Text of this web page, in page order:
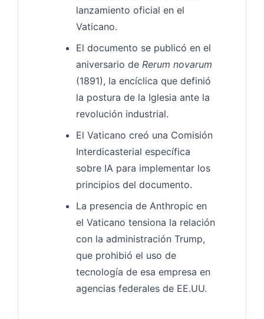
lanzamiento oficial en el
Vaticano.
El documento se publicó en el
aniversario de Rerum novarum
(1891), la encíclica que definió
la postura de la Iglesia ante la
revolución industrial.
El Vaticano creó una Comisión
Interdicasterial específica
sobre IA para implementar los
principios del documento.
La presencia de Anthropic en
el Vaticano tensiona la relación
con la administración Trump,
que prohibió el uso de
tecnología de esa empresa en
agencias federales de EE.UU.